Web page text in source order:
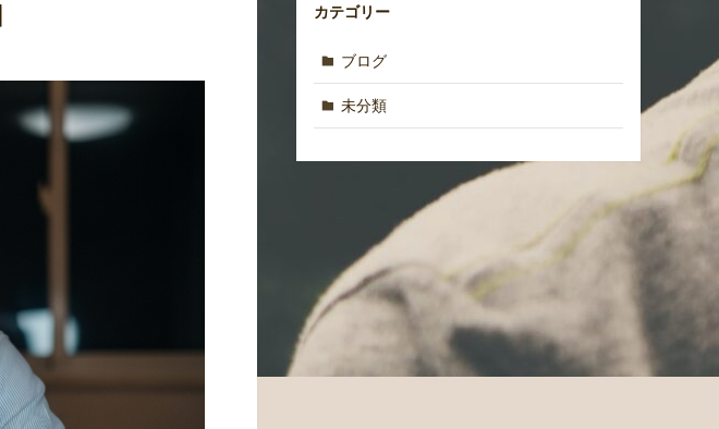
カテゴリー
ブログ
未分類